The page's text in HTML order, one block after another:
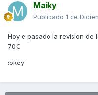
Maiky
Publicado 1 de
Hoy e pasado la revision de
70€
:okey